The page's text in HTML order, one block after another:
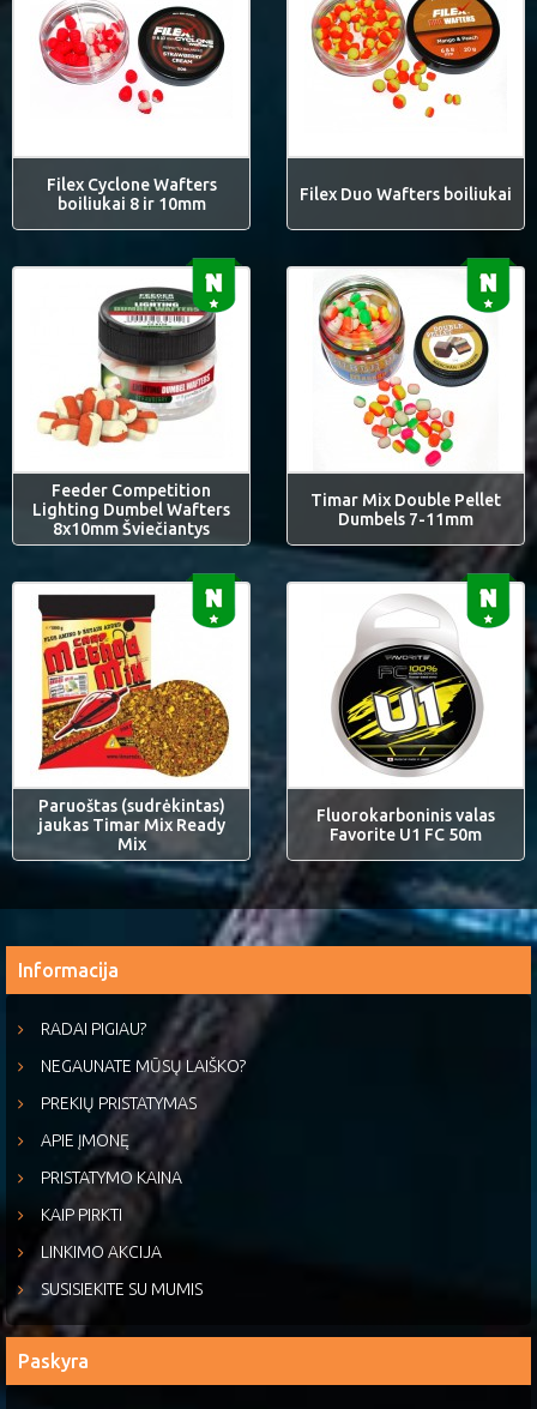
Filex Cyclone Wafters
boiliukai 8 ir 10mm
Filex Duo Wafters boiliukai
Feeder Competition
Lighting Dumbel Wafters
8x10mm Šviečiantys
Timar Mix Double Pellet
Dumbels 7-11mm
Paruoštas (sudrėkintas)
jaukas Timar Mix Ready
Mix
Fluorokarboninis valas
Favorite U1 FC 50m
Informacija
RADAI PIGIAU?
NEGAUNATE MŪSŲ LAIŠKO?
PREKIŲ PRISTATYMAS
APIE ĮMONĘ
PRISTATYMO KAINA
KAIP PIRKTI
LINKIMO AKCIJA
SUSISIEKITE SU MUMIS
Paskyra